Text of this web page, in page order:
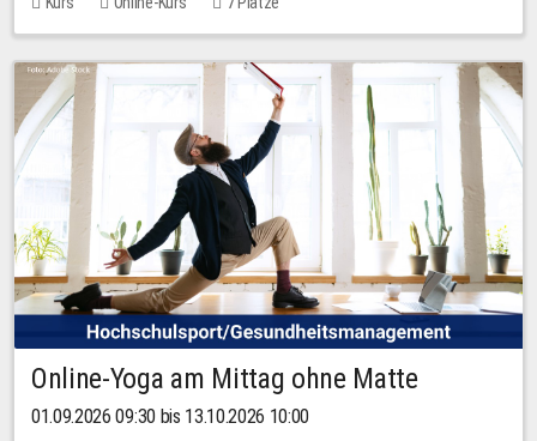
Online-Yoga am Mittag ohne Matte
01.09.2026 09:30 bis 13.10.2026 10:00